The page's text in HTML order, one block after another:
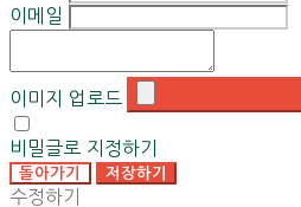
이메일
이미지 업로드
비밀글로 지정하기
돌아가기 저장하기
수정하기